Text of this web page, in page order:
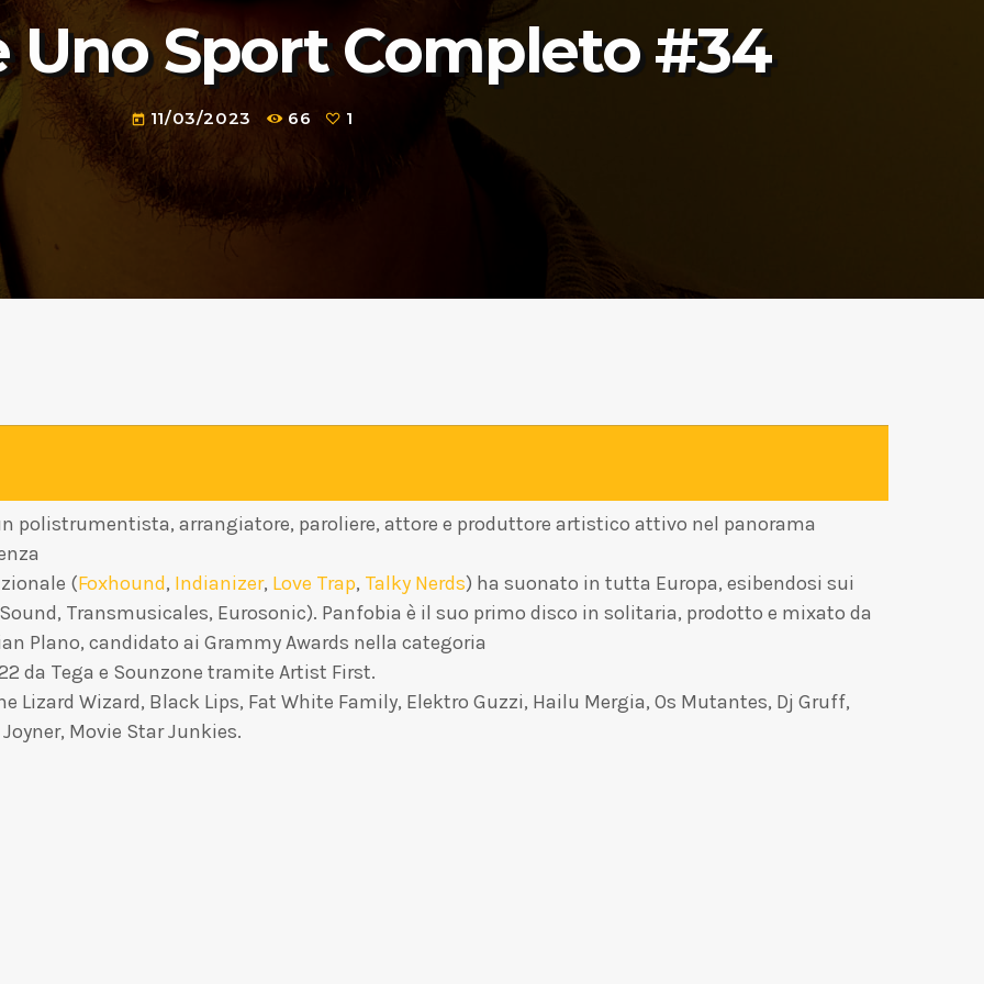
Uno Sport Completo #34
today 11/03/2023 66 1
polistrumentista, arrangiatore, paroliere, attore e produttore artistico attivo nel panorama
(Foxhound, Indianizer, Love Trap, Talky Nerds) ha suonato in tutta Europa, esibendosi sui
Transmusicales, Eurosonic). Panfobia è il suo primo disco in solitaria, prodotto e mixato da
Plano, candidato ai Grammy Awards nella categoria
da Tega e Sounzone tramite Artist First.
Lizard Wizard, Black Lips, Fat White Family, Elektro Guzzi, Hailu Mergia, Os Mutantes, Dj Gruff,
Movie Star Junkies.